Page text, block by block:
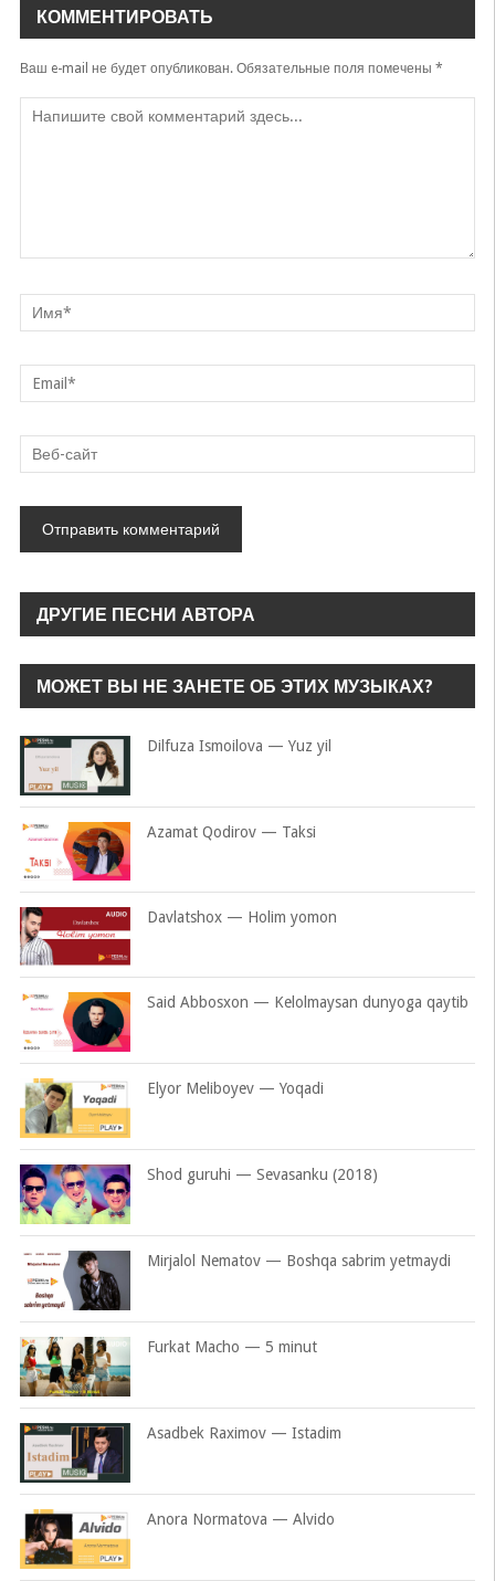
КОММЕНТИРОВАТЬ
Ваш e-mail не будет опубликован.Обязательные поля помечены *
ДРУГИЕ ПЕСНИ АВТОРА
МОЖЕТ ВЫ НЕ ЗАНЕТЕ ОБ ЭТИХ МУЗЫКАХ?
Dilfuza Ismoilova — Yuz yil
Azamat Qodirov — Taksi
Davlatshox — Holim yomon
Said Abbosxon — Kelolmaysan dunyoga qaytib
Elyor Meliboyev — Yoqadi
Shod guruhi — Sevasanku (2018)
Mirjalol Nematov — Boshqa sabrim yetmaydi
Furkat Macho — 5 minut
Asadbek Raximov — Istadim
Anora Normatova — Alvido